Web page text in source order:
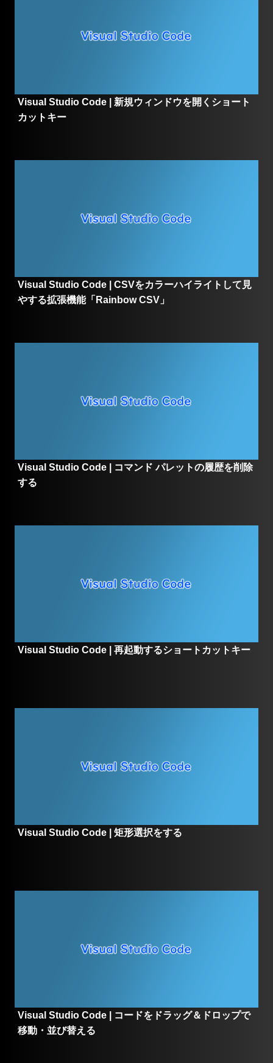
Visual Studio Code | 新規ウィンドウを開くショート
カットキー
Visual Studio Code | CSVをカラーハイライトして見
やする拡張機能「Rainbow CSV」
Visual Studio Code | コマンド パレットの履歴を削除
する
Visual Studio Code | 再起動するショートカットキー
Visual Studio Code | 矩形選択をする
Visual Studio Code | コードをドラッグ＆ドロップで
移動・並び替える